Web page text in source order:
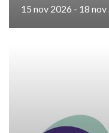
15 nov 2026 - 18 nov